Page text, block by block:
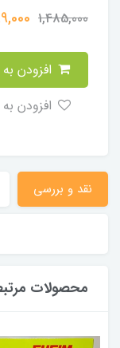
1,485,000
نقد و بررسی
محصولات